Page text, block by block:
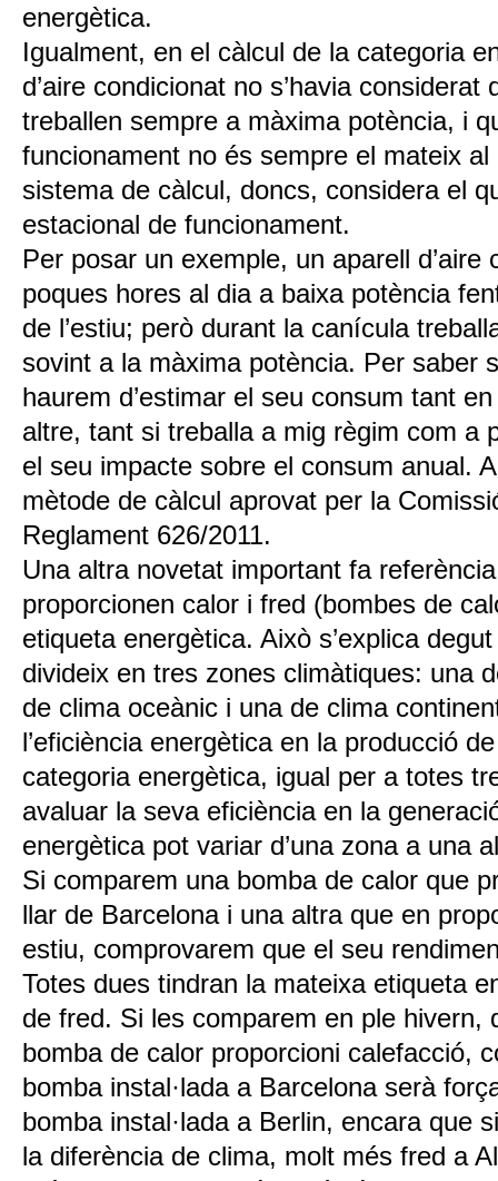
energètica.
Igualment, en el càlcul de la categoria
d’aire condicionat no s’havia
treballen sempre a màxima potència, i
funcionament no és sempre el mateix al
sistema de càlcul, doncs, considera el
estacional de funcionament.
Per posar un exemple, un aparell d’aire
poques hores al dia a baixa potència
de l’estiu; però durant la canícula
sovint a la màxima potència. Per saber
haurem d’estimar el seu consum tant
altre, tant si treballa a mig règim com a
el seu impacte sobre el consum anual.
mètode de càlcul aprovat per la
Reglament 626/2011.
Una altra novetat important fa
proporcionen calor i fred (bombes de
etiqueta energètica. Això s’explica
divideix en tres zones climàtiques: una
de clima oceànic i una de clima
l’eficiència energètica en la producció
categoria energètica, igual per a totes
avaluar la seva eficiència en la
energètica pot variar d’una zona a una
Si comparem una bomba de calor que
llar de Barcelona i una altra que en
estiu, comprovarem que el seu
Totes dues tindran la mateixa etiqueta
de fred. Si les comparem en ple hivern,
bomba de calor proporcioni calefacció,
bomba instal·lada a Barcelona serà
bomba instal·lada a Berlin, encara que
la diferència de clima, molt més fred a